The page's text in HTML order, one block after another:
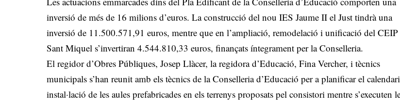
inversió de més de 16 milions d’euros. La construcció del nou IES Jaume II el Just tindrà una
inversió de 11.500.571,91 euros, mentre que en l’ampliació, remodelació i unificació del CEIP
Sant Miquel s’invertiran 4.544.810,33 euros, finançats íntegrament per la Conselleria.
El regidor d’Obres Públiques, Josep Llàcer, la regidora d’Educació, Fina Vercher, i tècnics
municipals s’han reunit amb els tècnics de la Conselleria d’Educació per a planificar el
instal·lació de les aules prefabricades en els terrenys proposats pel consistori mentre s’executen